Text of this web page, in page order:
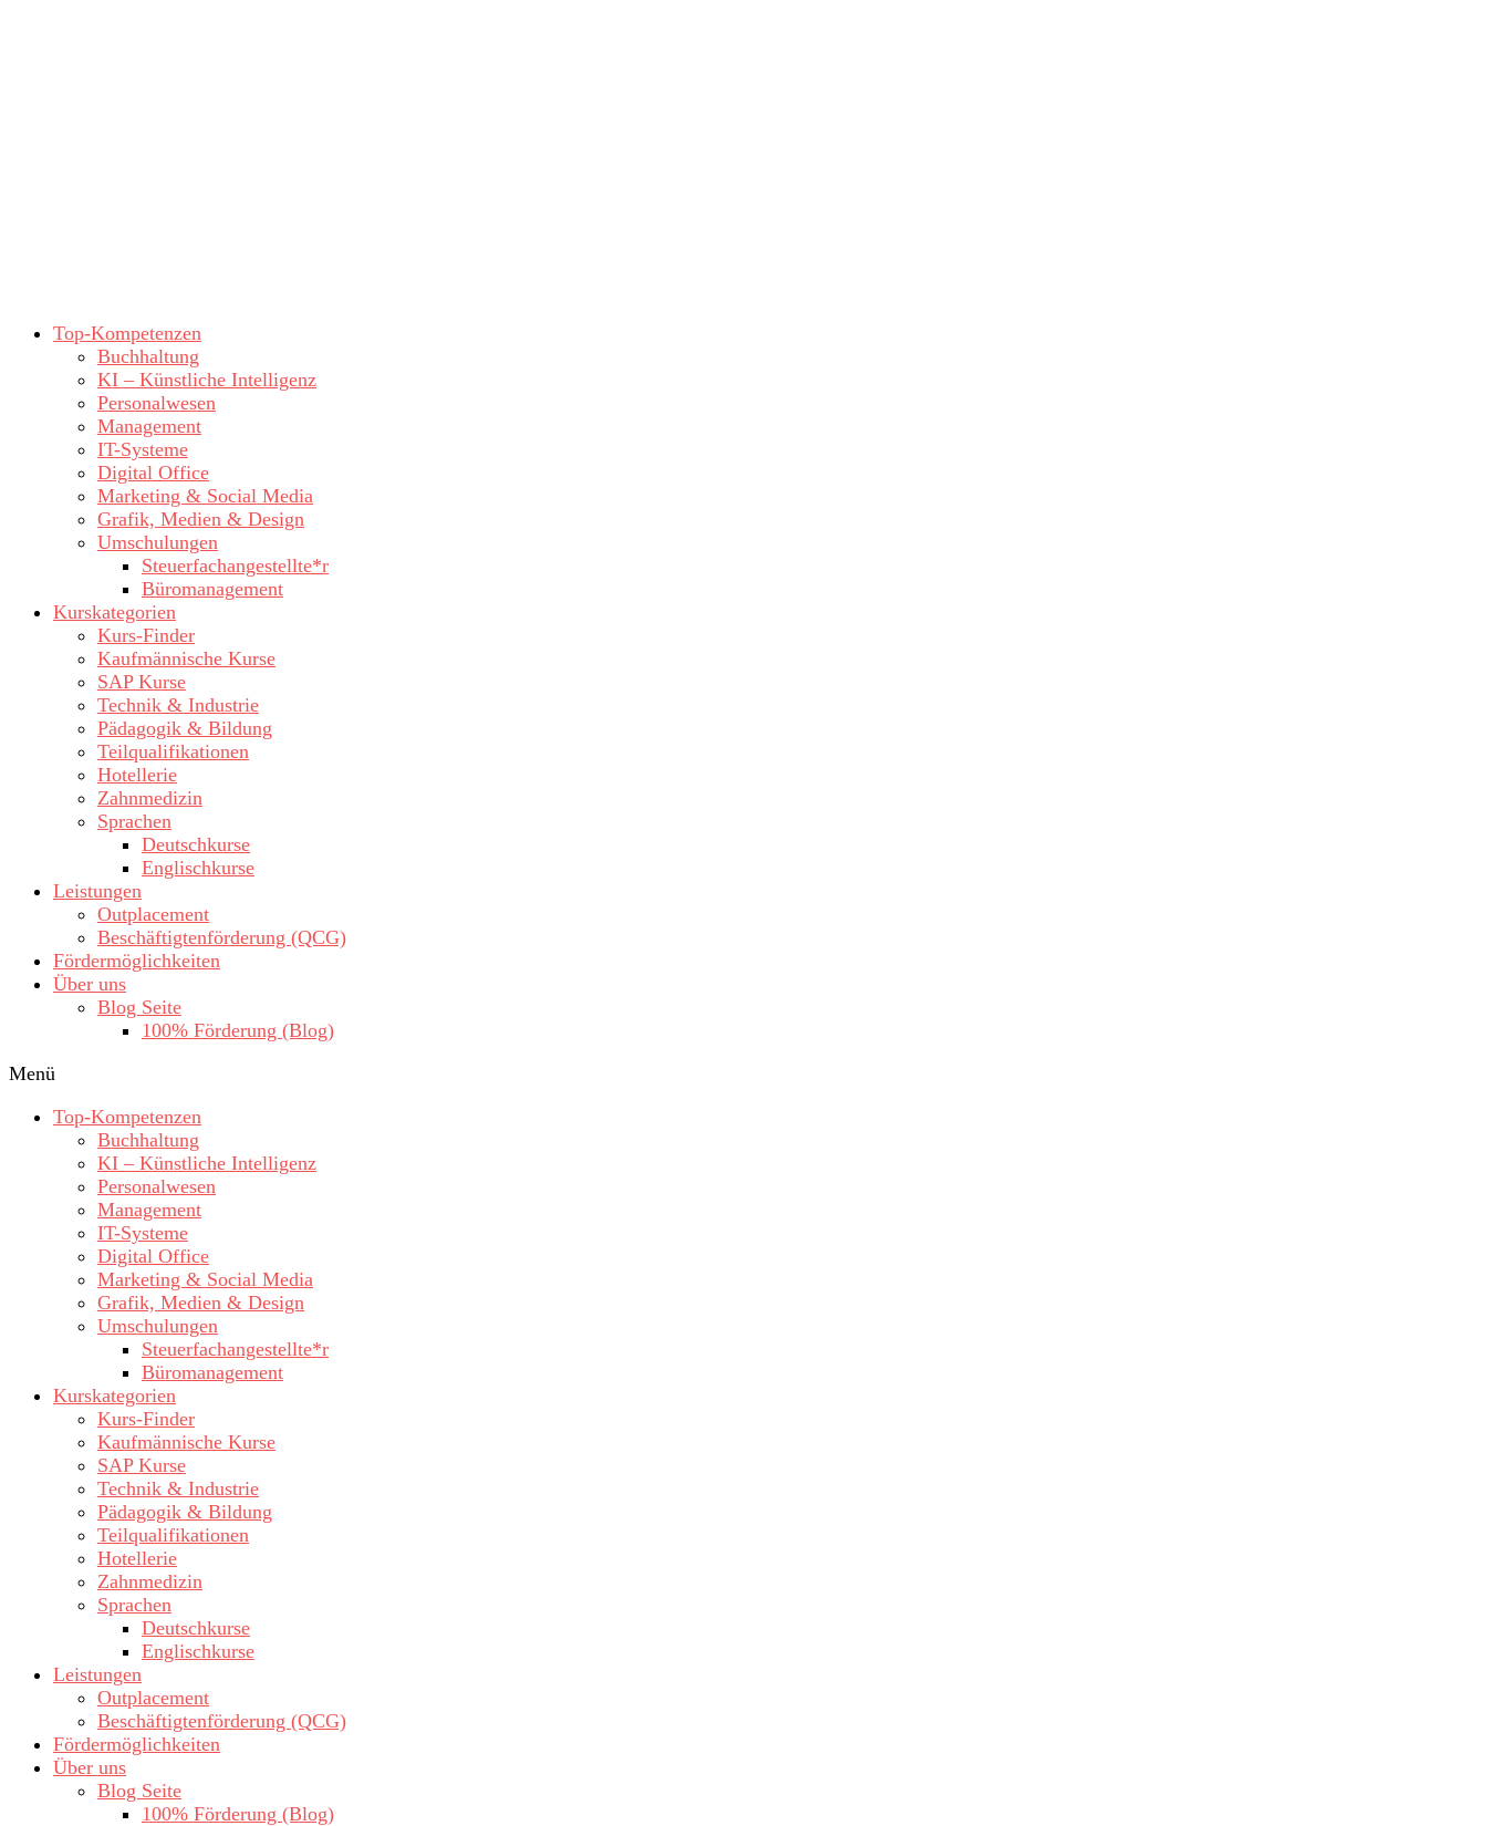
Top-Kompetenzen
Buchhaltung
KI – Künstliche Intelligenz
Personalwesen
Management
IT-Systeme
Digital Office
Marketing & Social Media
Grafik, Medien & Design
Umschulungen
Steuerfachangestellte*r
Büromanagement
Kurskategorien
Kurs-Finder
Kaufmännische Kurse
SAP Kurse
Technik & Industrie
Pädagogik & Bildung
Teilqualifikationen
Hotellerie
Zahnmedizin
Sprachen
Deutschkurse
Englischkurse
Leistungen
Outplacement
Beschäftigtenförderung (QCG)
Fördermöglichkeiten
Über uns
Blog Seite
100% Förderung (Blog)
Menü
Top-Kompetenzen
Buchhaltung
KI – Künstliche Intelligenz
Personalwesen
Management
IT-Systeme
Digital Office
Marketing & Social Media
Grafik, Medien & Design
Umschulungen
Steuerfachangestellte*r
Büromanagement
Kurskategorien
Kurs-Finder
Kaufmännische Kurse
SAP Kurse
Technik & Industrie
Pädagogik & Bildung
Teilqualifikationen
Hotellerie
Zahnmedizin
Sprachen
Deutschkurse
Englischkurse
Leistungen
Outplacement
Beschäftigtenförderung (QCG)
Fördermöglichkeiten
Über uns
Blog Seite
100% Förderung (Blog)